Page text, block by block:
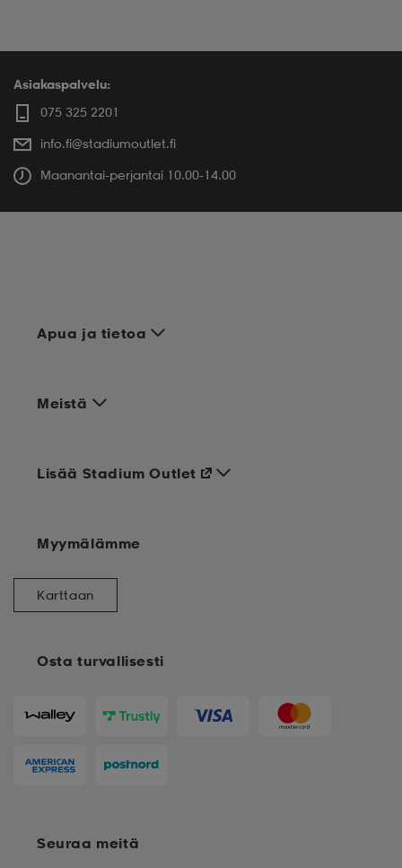
Asiakaspalvelu:
075 325 2201
info.fi@stadiumoutlet.fi
Maanantai-perjantai 10.00-14.00
Apua ja tietoa
Meistä
Osta turvallisesti
Lisää Stadium Outlet
Myymälämme
Karttaan
Seuraa meitä